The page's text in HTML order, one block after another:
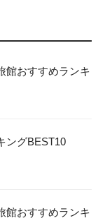
館おすすめランキ
ングBEST10
館おすすめランキ